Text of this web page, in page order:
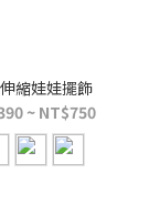
縮娃娃擺飾
~ NT$750